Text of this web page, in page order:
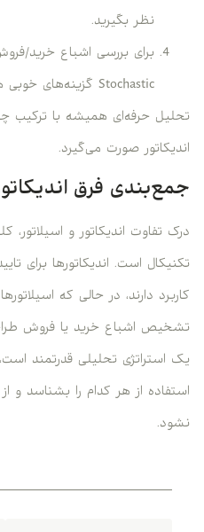
نظر بگیرید.
Stochastic گزینه‌های خوبی هستند.
تحلیل حرفه‌ای همیشه با ترکیب
اندیکاتور صورت می‌گیرد.
جمع‌بندی فرق
درک تفاوت اندیکاتور و
تکنیکال است. اندیکاتورها برای
کاربرد دارند، در حالی که
تشخیص اشباع خرید یا فروش
یک استراتژی تحلیلی قدرتمند
استفاده از هر کدام را بشناسد و
نشود.